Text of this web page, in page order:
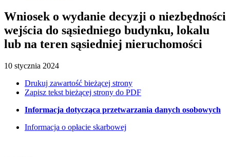
Wniosek o wydanie decyzji o niezbędności
wejścia do sąsiedniego budynku, lokalu
lub na teren sąsiedniej nieruchomości
10 stycznia 2024
Drukuj zawartość bieżącej strony
Zapisz tekst bieżącej strony do PDF
Informacja dotycząca przetwarzania danych osobowych
Informacja o opłacie skarbowej